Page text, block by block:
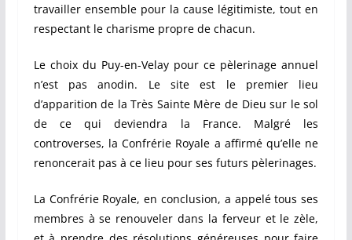
travailler ensemble pour la cause légitimiste, tout en
respectant le charisme propre de chacun.
Le choix du Puy-en-Velay pour ce pèlerinage annuel
n’est pas anodin. Le site est le premier lieu
d’apparition de la Très Sainte Mère de Dieu sur le sol
de ce qui deviendra la France. Malgré les
controverses, la Confrérie Royale a affirmé qu’elle ne
renoncerait pas à ce lieu pour ses futurs pèlerinages.
La Confrérie Royale, en conclusion, a appelé tous ses
membres à se renouveler dans la ferveur et le zèle,